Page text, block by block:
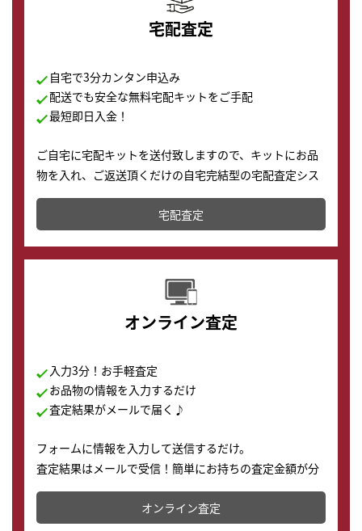
宅配査定
自宅で3分カンタン申込み
配送でも安全な無料宅配キットをご手配
最短即日入金！
ご自宅に宅配キットを送付致しますので、キットにお品
物を入れ、ご返送頂くだけの自宅完結型の宅配査定シス
テムです。
配送でも簡単&安全に査定・買取に出すことが可能で
す。
宅配査定
オンライン査定
入力3分！お手軽査定
お品物の情報を入力するだけ
査定結果がメールで届く♪
フォームに情報を入力して送信するだけ。
査定結果はメールで受信！簡単にお持ちの査定金額が分
かります。
オンライン査定